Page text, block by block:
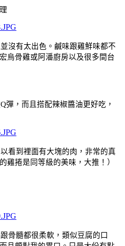
並沒有太出色。鹹味跟雞鮮味都不
烏骨雞或阿潘廚房以及很多間台
Q彈，而且搭配辣椒醬油更好吃，
以看到裡面有大塊的肉，非常的真
雞捲是同等級的美味，大推！）
跟骨髓都很柔軟，類似豆腐的口